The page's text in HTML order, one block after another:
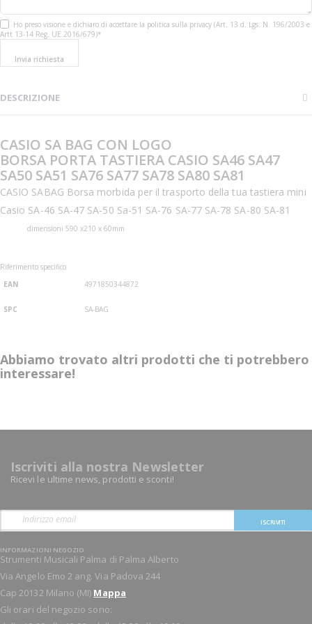
Ho preso visione e dichiaro di accettare la politica sulla privacy (Art. 13 d. Lgs. N. 196/2003 e
Artt 13-14 Reg. UE 2016/679)*
Invia richiesta
DESCRIZIONE
CASIO SA BAG CON LOGO
BORSA PORTA TASTIERA CASIO SA46 SA47
SA50 SA51 SA76 SA77 SA78 SA80 SA81
CASIO SABAG Borsa morbida per il trasporto della tua tastiera mini
Casio SA-46 SA-47 SA-50 Sa-51 SA-76 SA-77 SA-78 SA-80 SA-81
dimensioni 590 x210 x 60mm
Riferimento specifico
EAN
4971850344872
SPC SA-BAG
Abbiamo trovato altri prodotti che ti potrebbero
interessare!
Iscriviti alla nostra Newsletter
Ricevi le ultime news, prodotti e sconti!
ISCRIVITI
INFORMAZIONI NEGOZIO
Strumenti Musicali Palma di Palma Alberto
Via Angelo Emo 2 ang. Via Padova 244
Cap 20132 Milano (MI) Mappa
Gli orari del negozio sono: